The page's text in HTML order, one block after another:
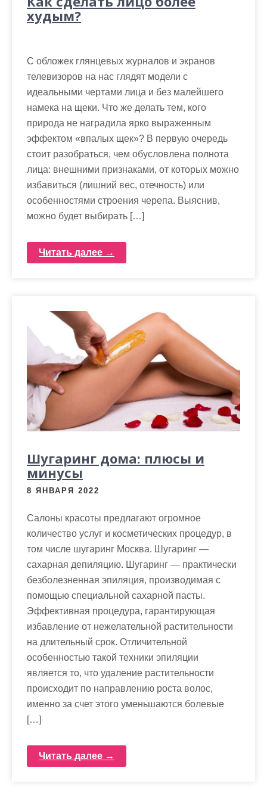
худым?
С обложек глянцевых журналов и экранов
телевизоров на нас глядят модели с
идеальными чертами лица и без малейшего
намека на щеки. Что же делать тем, кого
природа не наградила ярко выраженным
эффектом «впалых щек»? В первую очередь
стоит разобраться, чем обусловлена полнота
лица: внешними признаками, от которых можно
избавиться (лишний вес, отечность) или
особенностями строения черепа. Выяснив,
можно будет выбирать […]
Читать далее →
Шугаринг дома: плюсы и
минусы
8 ЯНВАРЯ 2022
Салоны красоты предлагают огромное
количество услуг и косметических процедур, в
том числе шугаринг Москва. Шугаринг —
сахарная депиляцию. Шугаринг — практически
безболезненная эпиляция, производимая с
помощью специальной сахарной пасты.
Эффективная процедура, гарантирующая
избавление от нежелательной растительности
на длительный срок. Отличительной
особенностью такой техники эпиляции
является то, что удаление растительности
происходит по направлению роста волос,
именно за счет этого уменьшаются болевые
[…]
Читать далее →